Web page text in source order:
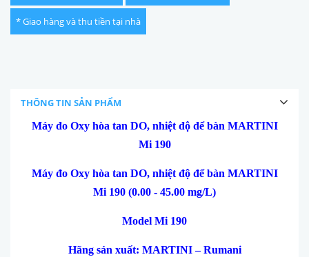
* Giao hàng và thu tiền tại nhà
THÔNG TIN SẢN PHẨM
Máy đo Oxy hòa tan DO, nhiệt độ để bàn MARTINI
Mi 190
Máy đo Oxy hòa tan DO, nhiệt độ để bàn MARTINI
Mi 190 (0.00 - 45.00 mg/L)
Model Mi 190
Hãng sản xuất: MARTINI – Rumani